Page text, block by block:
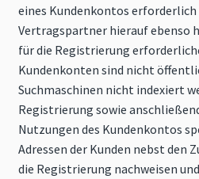
eines Kundenkontos erforderlich
Vertragspartner hierauf ebenso
für die Registrierung
Kundenkonten sind nicht
Suchmaschinen nicht indexiert
Registrierung sowie
Nutzungen des Kundenkontos
Adressen der Kunden nebst den
die Registrierung nachweisen